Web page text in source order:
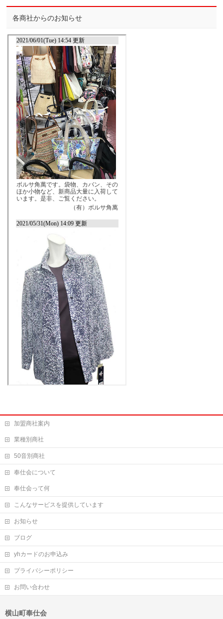
各商社からのお知らせ
加盟商社案内
業種別商社
50音別商社
奉仕会について
奉仕会って何
こんなサービスを提供しています
お知らせ
ブログ
yhカードのお申込み
プライバシーポリシー
お問い合わせ
横山町奉仕会